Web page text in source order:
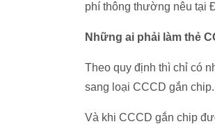
phí thông thường nêu tại
Những ai phải làm thẻ
Theo quy định thì chỉ có
sang loại CCCD gắn chip.
Và khi CCCD gắn chip